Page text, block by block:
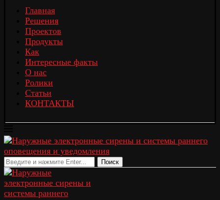
Главная
Решения
Проектов
Продукты
Как
Интересные факты
О нас
Ролики
Статьи
КОНТАКТЫ
Поиск